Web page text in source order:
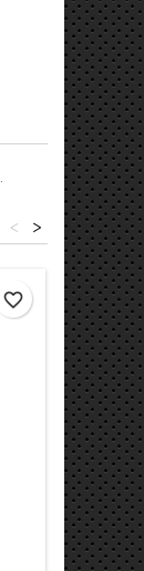
>
<
favorite_border